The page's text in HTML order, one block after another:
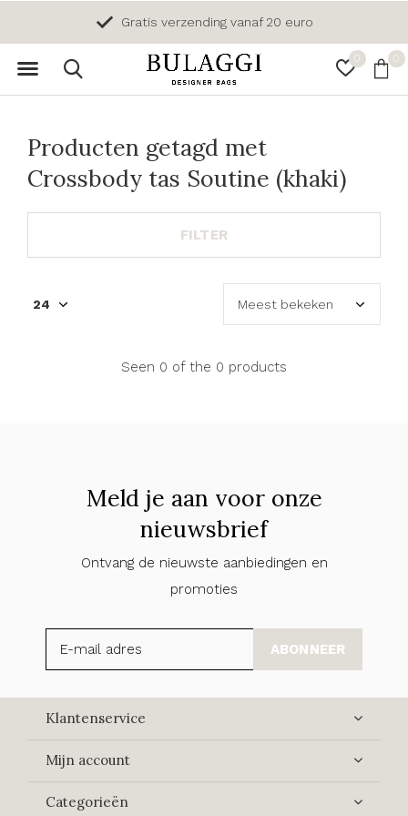
0 0
Gratis verzending vanaf 20 euro
Producten getagd met
Crossbody tas Soutine (khaki)
FILTER
Seen 0 of the 0 products
Meld je aan voor onze
nieuwsbrief
Ontvang de nieuwste aanbiedingen en
promoties
ABONNEER
Klantenservice
Mijn account
Categorieën